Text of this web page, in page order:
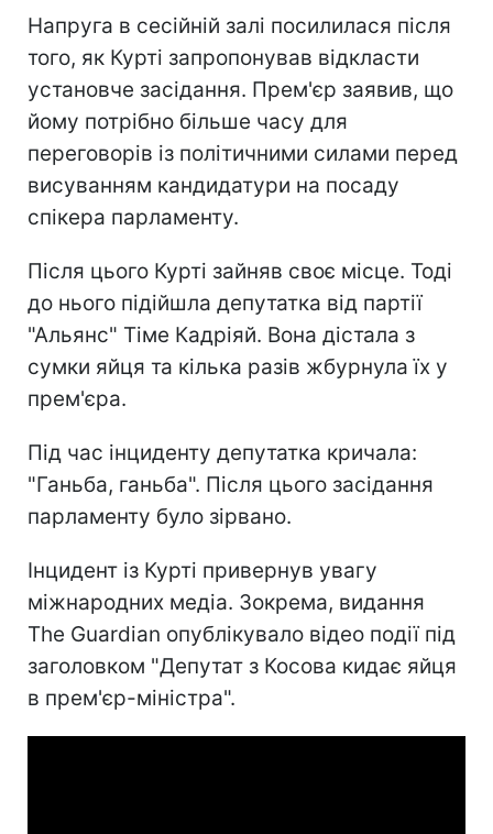
Напруга в сесійній залі посилилася після
того, як Курті запропонував відкласти
установче засідання. Прем'єр заявив, що
йому потрібно більше часу для
переговорів із політичними силами перед
висуванням кандидатури на посаду
спікера парламенту.
Після цього Курті зайняв своє місце. Тоді
до нього підійшла депутатка від партії
"Альянс" Тіме Кадріяй. Вона дістала з
сумки яйця та кілька разів жбурнула їх у
прем'єра.
Під час інциденту депутатка кричала:
"Ганьба, ганьба". Після цього засідання
парламенту було зірвано.
Інцидент із Курті привернув увагу
міжнародних медіа. Зокрема, видання
The Guardian опублікувало відео події під
заголовком "Депутат з Косова кидає яйця
в прем'єр-міністра".